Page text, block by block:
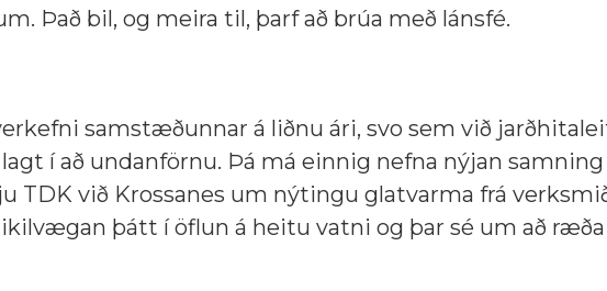
Það bil, og meira til, þarf að brúa með lánsfé.
samstæðunnar á liðnu ári, svo sem við
í að undanförnu. Þá má einnig nefna nýjan
TDK við Krossanes um nýtingu glatvarma frá
þátt í öflun á heitu vatni og þar sé um að